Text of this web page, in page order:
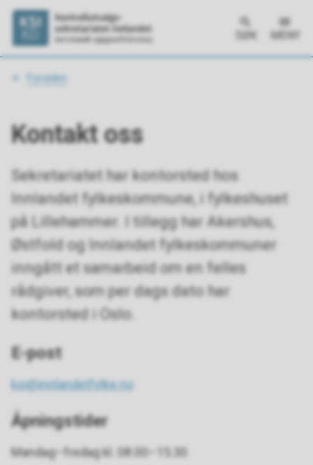
SØK MENY
Du
Forsiden
Kontakt oss
Sekretariatet har kontorsted hos
Innlandet fylkeskommune, i fylkeshuset
på Lillehammer. I tillegg har Akershus,
Østfold og Innlandet fylkeskommuner
inngått et samarbeid om en felles
rådgiver, som per dags dato har
kontorsted i Oslo.
E-post
ksi@innlandetfylke.no
Åpningstider
Mandag–fredag kl. 08.00–15.30